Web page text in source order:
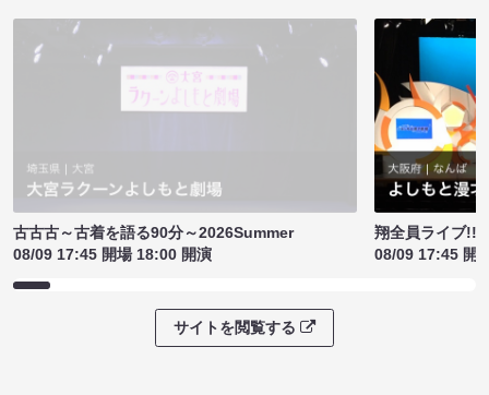
古古古～古着を語る90分～2026Summer
08/09 17:45 開場 18:00 開演
翔全員ライブ!!!
08/09 17:45 開
サイトを閲覧する